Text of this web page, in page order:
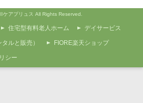
ケアプリュス All Rights Reserved.
住宅型有料老人ホーム デイサービス
ルと販売） FIORE楽天ショップ
シー